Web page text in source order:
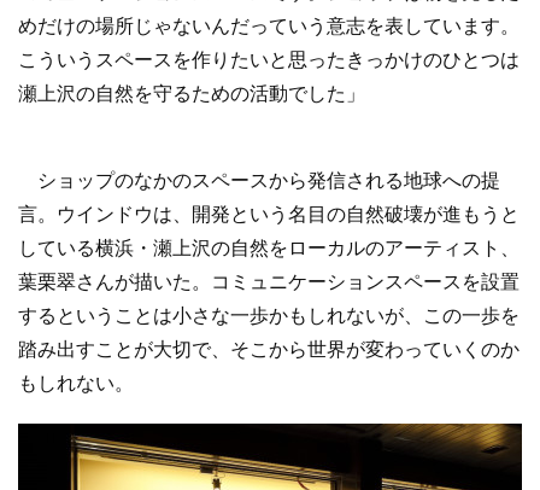
めだけの場所じゃないんだっていう意志を表しています。
こういうスペースを作りたいと思ったきっかけのひとつは
瀬上沢の自然を守るための活動でした」
ショップのなかのスペースから発信される地球への提
言。ウインドウは、開発という名目の自然破壊が進もうと
している横浜・瀬上沢の自然をローカルのアーティスト、
葉栗翠さんが描いた。コミュニケーションスペースを設置
するということは小さな一歩かもしれないが、この一歩を
踏み出すことが大切で、そこから世界が変わっていくのか
もしれない。